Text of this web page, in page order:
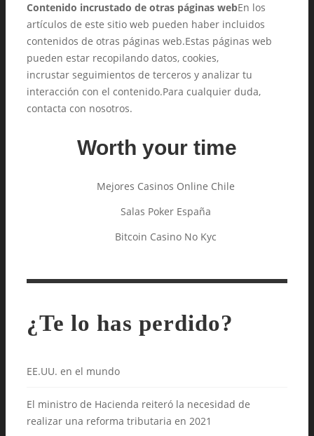
Contenido incrustado de otras páginas webEn los
artículos de este sitio web pueden haber incluidos
contenidos de otras páginas web.Estas páginas web
pueden estar recopilando datos, cookies,
incrustar seguimientos de terceros y analizar tu
interacción con el contenido.Para cualquier duda,
contacta con nosotros.
Worth your time
Mejores Casinos Online Chile
Salas Poker España
Bitcoin Casino No Kyc
¿Te lo has perdido?
EE.UU. en el mundo
El ministro de Hacienda reiteró la necesidad de
realizar una reforma tributaria en 2021